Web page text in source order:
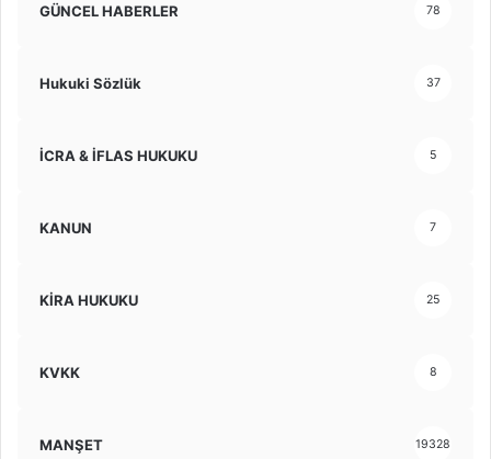
GÜNCEL HABERLER 78
Hukuki Sözlük 37
İCRA & İFLAS HUKUKU 5
KANUN 7
KİRA HUKUKU 25
KVKK 8
MANŞET 19328